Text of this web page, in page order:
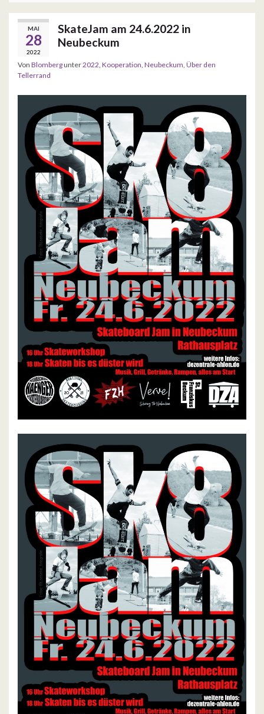
MAI
28
2022
SkateJam am 24.6.2022 in
Neubeckum
Von Blombergunter2022, Kooperation, Neubeckum, Über den
Tellerrand